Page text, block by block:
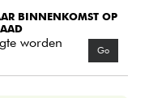
BINNENKOMST OP
worden
Go